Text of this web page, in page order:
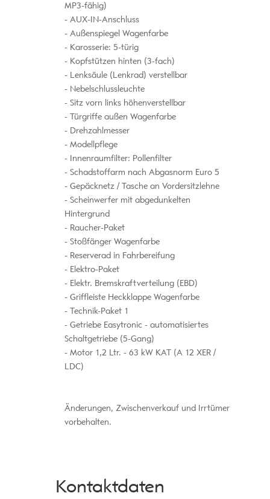
MP3-fähig)
AUX-IN-Anschluss
Außenspiegel Wagenfarbe
Karosserie: 5-türig
Kopfstützen hinten (3-fach)
Lenksäule (Lenkrad) verstellbar
Nebelschlussleuchte
Sitz vorn links höhenverstellbar
Türgriffe außen Wagenfarbe
Drehzahlmesser
Modellpflege
Innenraumfilter: Pollenfilter
Schadstoffarm nach Abgasnorm Euro 5
Gepäcknetz / Tasche an Vordersitzlehne
Scheinwerfer mit abgedunkelten
Hintergrund
Raucher-Paket
Stoßfänger Wagenfarbe
Reserverad in Fahrbereifung
Elektro-Paket
Elektr. Bremskraftverteilung (EBD)
Griffleiste Heckklappe Wagenfarbe
Technik-Paket 1
Getriebe Easytronic - automatisiertes
Schaltgetriebe (5-Gang)
Motor 1,2 Ltr. - 63 kW KAT (A 12 XER /
LDC)
Änderungen, Zwischenverkauf und Irrtümer
vorbehalten.
Kontaktdaten